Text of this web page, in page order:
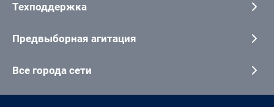
Техподдержка
Предвыборная агитация
Все города сети